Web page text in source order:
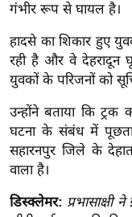
ख्सि
त
यं
इं
डि
या
हि
गंभीर रूप से घायल है।
हादसे का शिकार हुए
रही है और वे देहरादून
युवकों के परिजनों को
उन्होंने बताया कि
घटना के संबंध में
सहारनपुर जिले के
वाला है।
डिस्क्लेमर: